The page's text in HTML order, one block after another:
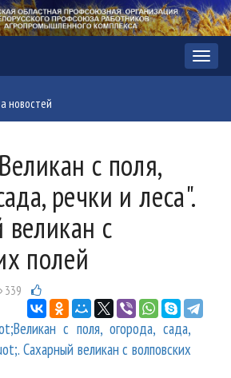
Меню
новостей
с поля,
речки и леса".
с
полей
339